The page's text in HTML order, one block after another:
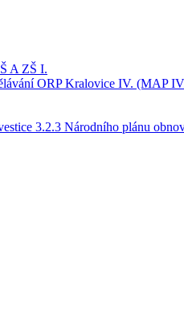
A ZŠ I.
ORP Kralovice IV. (MAP
3.2.3 Národního plánu